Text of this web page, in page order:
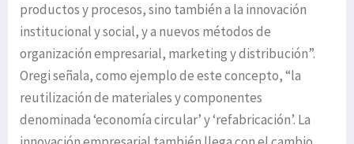
productos y procesos, sino también a la innovación
institucional y social, y a nuevos métodos de
organización empresarial, marketing y distribución”.
Oregi señala, como ejemplo de este concepto, “la
reutilización de materiales y componentes
denominada ‘economía circular’ y ‘refabricación’. La